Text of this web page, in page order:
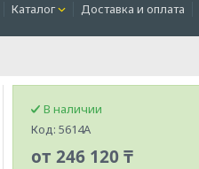
Каталог Доставка и оплата
В наличии
Код: 5614A
от 246 120 ₸